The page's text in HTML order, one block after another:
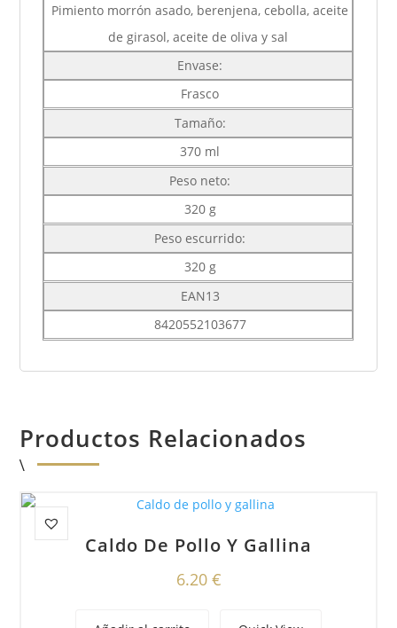
Pimiento morrón asado, berenjena, cebolla, aceite
de girasol, aceite de oliva y sal
Envase:
Frasco
Tamaño:
370 ml
Peso neto:
320 g
Peso escurrido:
320 g
EAN13
8420552103677
Productos Relacionados
Caldo De Pollo Y Gallina
6.20 €